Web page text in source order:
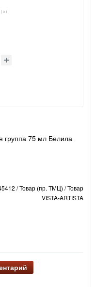
( 0 )
группа 75 мл Белила
/ Товар (пр. ТМЦ) / Товар
VISTA-ARTISTA